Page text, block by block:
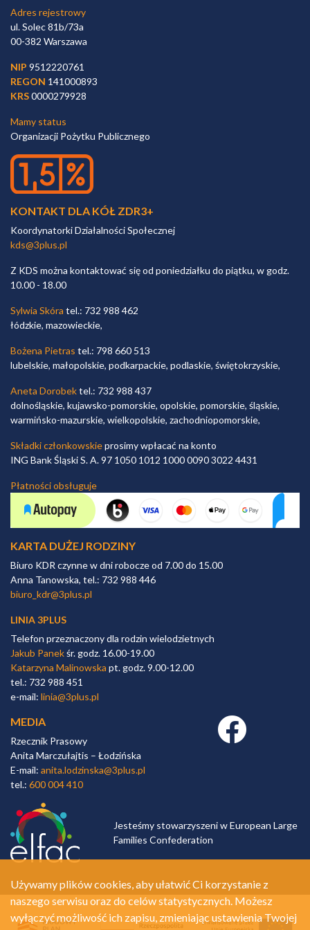
Adres rejestrowy
ul. Solec 81b/73a
00-382 Warszawa
NIP 9512220761
REGON 141000893
KRS0000279928
Mamy status
Organizacji Pożytku Publicznego
KONTAKT DLA KÓŁ ZDR3+
Koordynatorki Działalności Społecznej
kds@3plus.pl
Z KDS można kontaktować się od poniedziałku do piątku, w godz.
10.00 - 18.00
Sylwia Skóra tel.: 732 988 462
łódzkie, mazowieckie,
Bożena Pietras tel.: 798 660 513
lubelskie, małopolskie, podkarpackie, podlaskie, świętokrzyskie,
Aneta Dorobektel.: 732 988 437
dolnośląskie, kujawsko-pomorskie, opolskie, pomorskie, śląskie,
warmińsko-mazurskie, wielkopolskie, zachodniopomorskie,
Składki członkowskieprosimy wpłacać na konto
ING Bank Śląski S. A. 97 1050 1012 1000 0090 3022 4431
Płatności obsługuje
KARTA DUŻEJ RODZINY
Biuro KDR czynne w dni robocze od 7.00 do 15.00
Anna Tanowska, tel.: 732 988 446
biuro_kdr@3plus.pl
LINIA 3PLUS
Telefon przeznaczony dla rodzin wielodzietnych
Jakub Panekśr. godz. 16.00-19.00
Katarzyna Malinowska pt. godz. 9.00-12.00
tel.: 732 988 451
e-mail: linia@3plus.pl
MEDIA
Rzecznik Prasowy
Anita Marczułajtis – Łodzińska
E-mail: anita.lodzinska@3plus.pl
tel.: 600 004 410
Facebook link
Jesteśmy stowarzyszeni w European Large
Families Confederation
Używamy plików cookies, aby ułatwić Ci korzystanie z
naszego serwisu oraz do celów statystycznych. Możesz
wyłączyć możliwość ich zapisu, zmieniając ustawienia Twojej